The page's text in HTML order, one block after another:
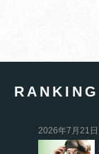
RANKING
2026年7月21日